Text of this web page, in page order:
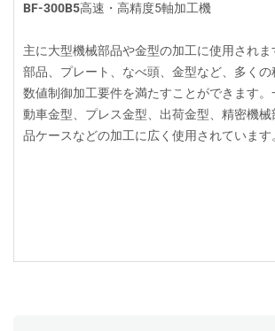
BF-300B5高速・高精度5軸加工機
主に大型機械部品や金型の加工に使用され
部品、プレート、なべ頭、金型など、多く
数値制御加工要件を満たすことができます。
動車金型、プレス金型、出荷金型、精密機
品ケースなどの加工に広く使用されています